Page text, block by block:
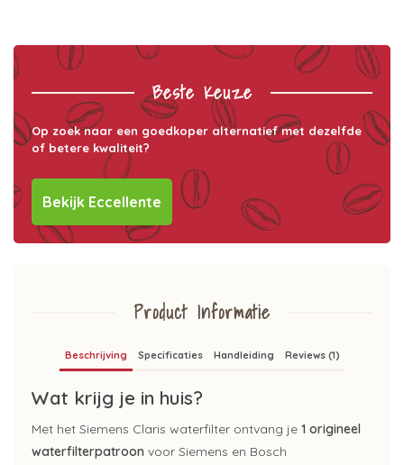
Beste Keuze
Op zoek naar een goedkoper alternatief met dezelfde
of betere kwaliteit?
Bekijk Eccellente
Product Informatie
Beschrijving Specificaties Handleiding Reviews (1)
Wat krijg je in huis?
Met het Siemens Claris waterfilter ontvang je 1 origineel
waterfilterpatroon voor Siemens en Bosch